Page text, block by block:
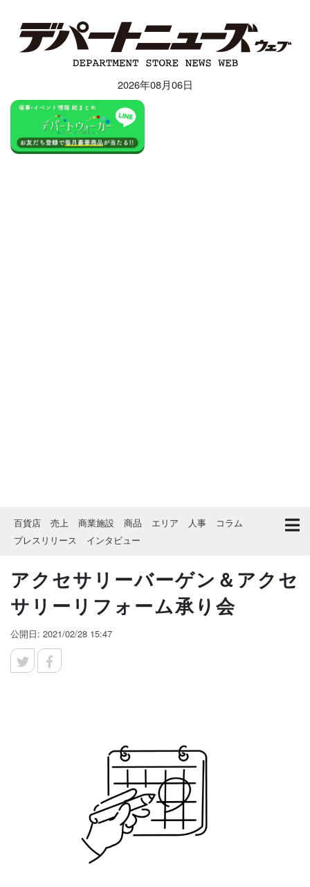
2026年08月06日
百貨店 売上 商業施設 商品 エリア 人事
コラム
プレスリリース
インタビュー
アクセサリーバーゲン＆アクセ
サリーリフォーム承り会
公開日: 2021/02/28 15:47